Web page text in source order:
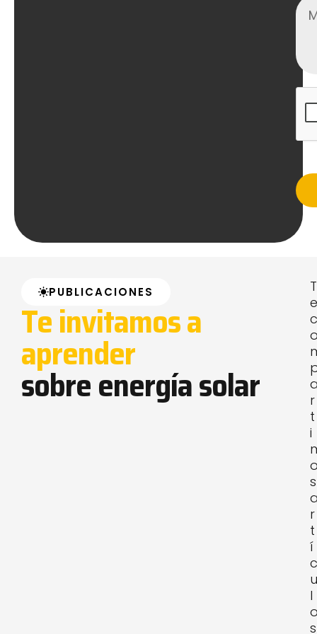
PUBLICACIONES
Te invitamos a
aprender
sobre energía solar
T
e
c
r
t
i
s
r
t
í
c
u
l
s